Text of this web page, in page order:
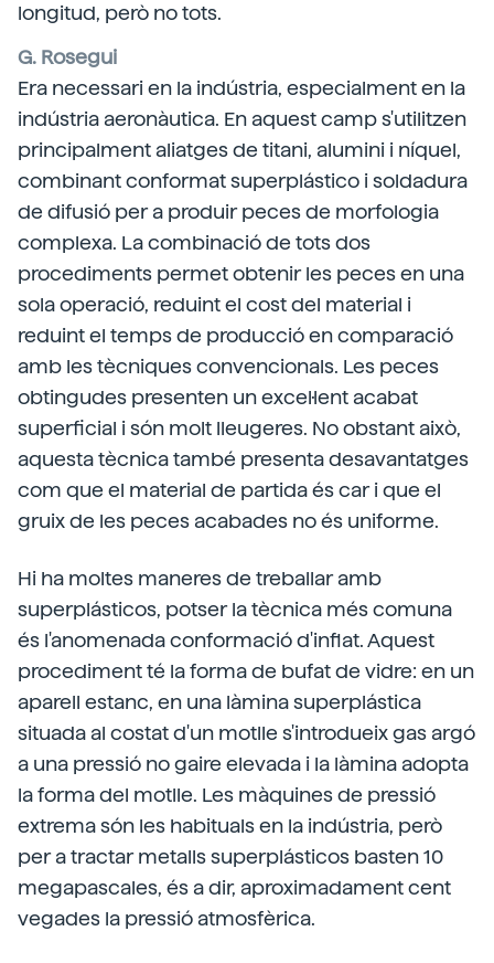
longitud, però no tots.
G. Rosegui
Era necessari en la indústria, especialment en la
indústria aeronàutica. En aquest camp s'utilitzen
principalment aliatges de titani, alumini i níquel,
combinant conformat superplástico i soldadura
de difusió per a produir peces de morfologia
complexa. La combinació de tots dos
procediments permet obtenir les peces en una
sola operació, reduint el cost del material i
reduint el temps de producció en comparació
amb les tècniques convencionals. Les peces
obtingudes presenten un excel·lent acabat
superficial i són molt lleugeres. No obstant això,
aquesta tècnica també presenta desavantatges
com que el material de partida és car i que el
gruix de les peces acabades no és uniforme.
Hi ha moltes maneres de treballar amb
superplásticos, potser la tècnica més comuna
és l'anomenada conformació d'inflat. Aquest
procediment té la forma de bufat de vidre: en un
aparell estanc, en una làmina superplástica
situada al costat d'un motlle s'introdueix gas argó
a una pressió no gaire elevada i la làmina adopta
la forma del motlle. Les màquines de pressió
extrema són les habituals en la indústria, però
per a tractar metalls superplásticos basten 10
megapascales, és a dir, aproximadament cent
vegades la pressió atmosfèrica.